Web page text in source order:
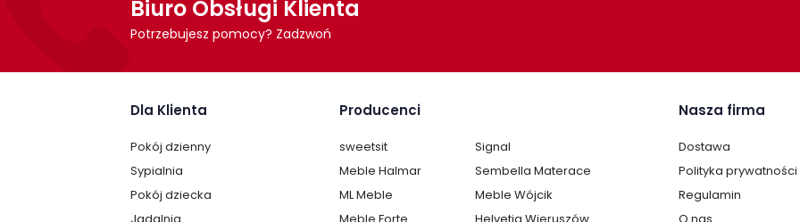
Biuro Obsługi Klienta
Potrzebujesz pomocy? Zadzwoń
Dla Klienta
Pokój dzienny
Sypialnia
Pokój dziecka
Producenci
sweetsit
Signal
Meble Halmar
Sembella Materace
ML Meble
Meble Wójcik
Nasza firma
Dostawa
Polityka prywatności
Regulamin